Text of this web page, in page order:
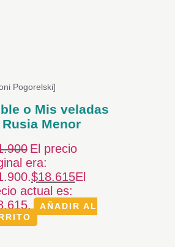
Pogorelski]
o Mis veladas
Menor
El precio
era:
$18.615El
actual es:
AÑADIR AL